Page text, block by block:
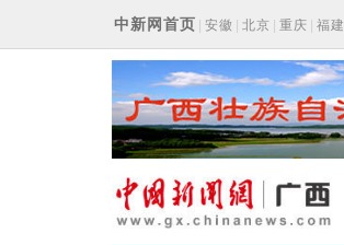
中新网首页 安徽 北京 重庆 福建